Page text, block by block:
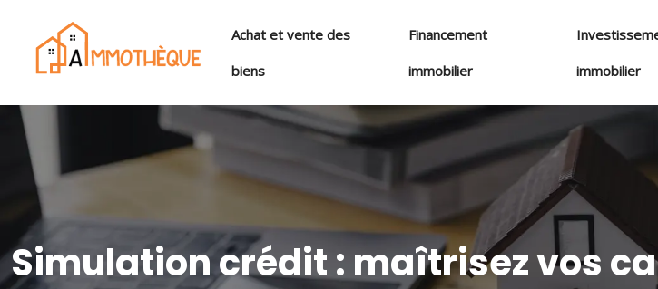
Achat et vente des
biens
Financement
immobilier
immobilier
Simulation crédit : maîtrisez vos